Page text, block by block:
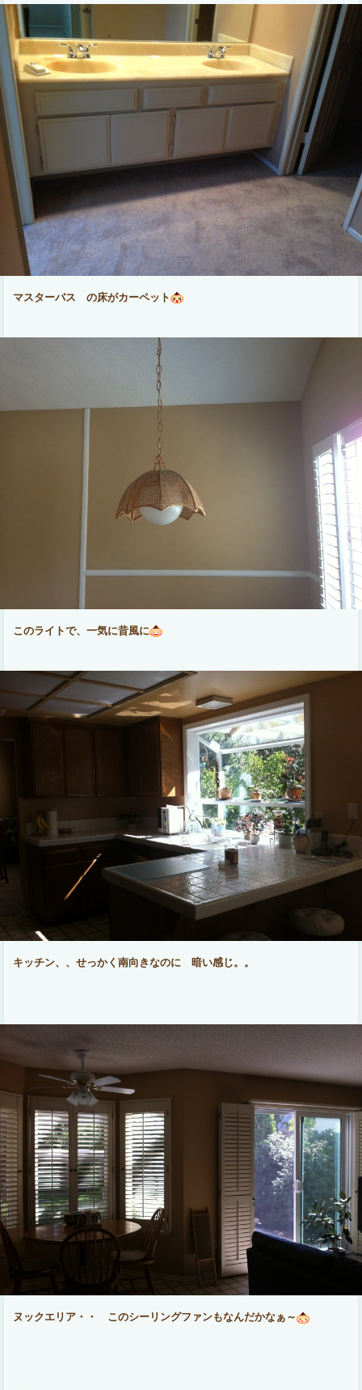
マスターバス の床がカーペット
このライトで、一気に昔風に
キッチン、、せっかく南向きなのに 暗い感じ。。
ヌックエリア・・ このシーリングファンもなんだかなぁ～